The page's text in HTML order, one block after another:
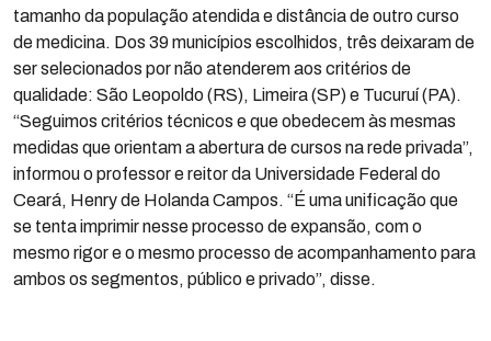
tamanho da população atendida e distância de outro curso
de medicina. Dos 39 municípios escolhidos, três deixaram de
ser selecionados por não atenderem aos critérios de
qualidade: São Leopoldo (RS), Limeira (SP) e Tucuruí (PA).
“Seguimos critérios técnicos e que obedecem às mesmas
medidas que orientam a abertura de cursos na rede privada”,
informou o professor e reitor da Universidade Federal do
Ceará, Henry de Holanda Campos. “É uma unificação que
se tenta imprimir nesse processo de expansão, com o
mesmo rigor e o mesmo processo de acompanhamento para
ambos os segmentos, público e privado”, disse.